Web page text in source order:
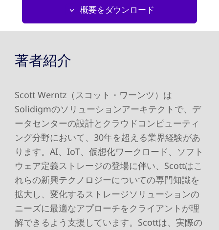
概要をダウンロード
著者紹介
Scott Werntz（スコット・ワーンツ）は
Solidigmのソリューションアーキテクトで、デ
ータセンターの設計とクラウドコンピューティ
ング分野において、30年を超える業界経験があ
ります。AI、IoT、仮想化ワークロード、ソフト
ウェア定義ストレージの登場に伴い、Scottはこ
れらの新興テクノロジーについての専門知識を
拡大し、変化するストレージソリューションの
ニーズに最適なアプローチをクライアントが理
解できるよう支援しています。Scottは、実際の